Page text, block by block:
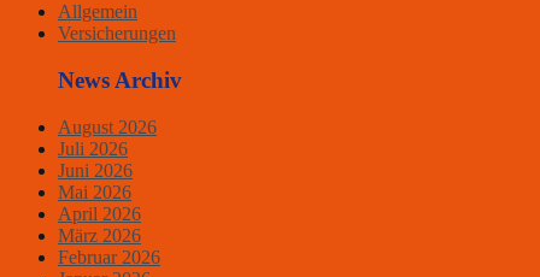
Allgemein
Versicherungen
News Archiv
August 2026
Juli 2026
Juni 2026
Mai 2026
April 2026
März 2026
Februar 2026